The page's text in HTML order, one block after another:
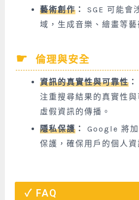
藝術創作 ：
SGE 可能會
域，生成音樂、繪畫等藝
倫理與安全
資訊的真實性與可靠性 ：
注重搜尋結果的真實性
虛假資訊的傳播。
隱私保護 ：
Google 將
保護，確保用戶的個人資
FAQ